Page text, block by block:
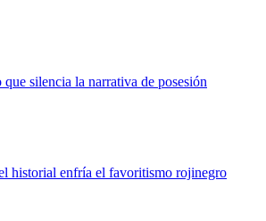
silencia la narrativa de posesión
historial enfría el favoritismo rojinegro